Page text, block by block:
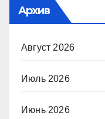
Архив
Август 2026
Июль 2026
Июнь 2026